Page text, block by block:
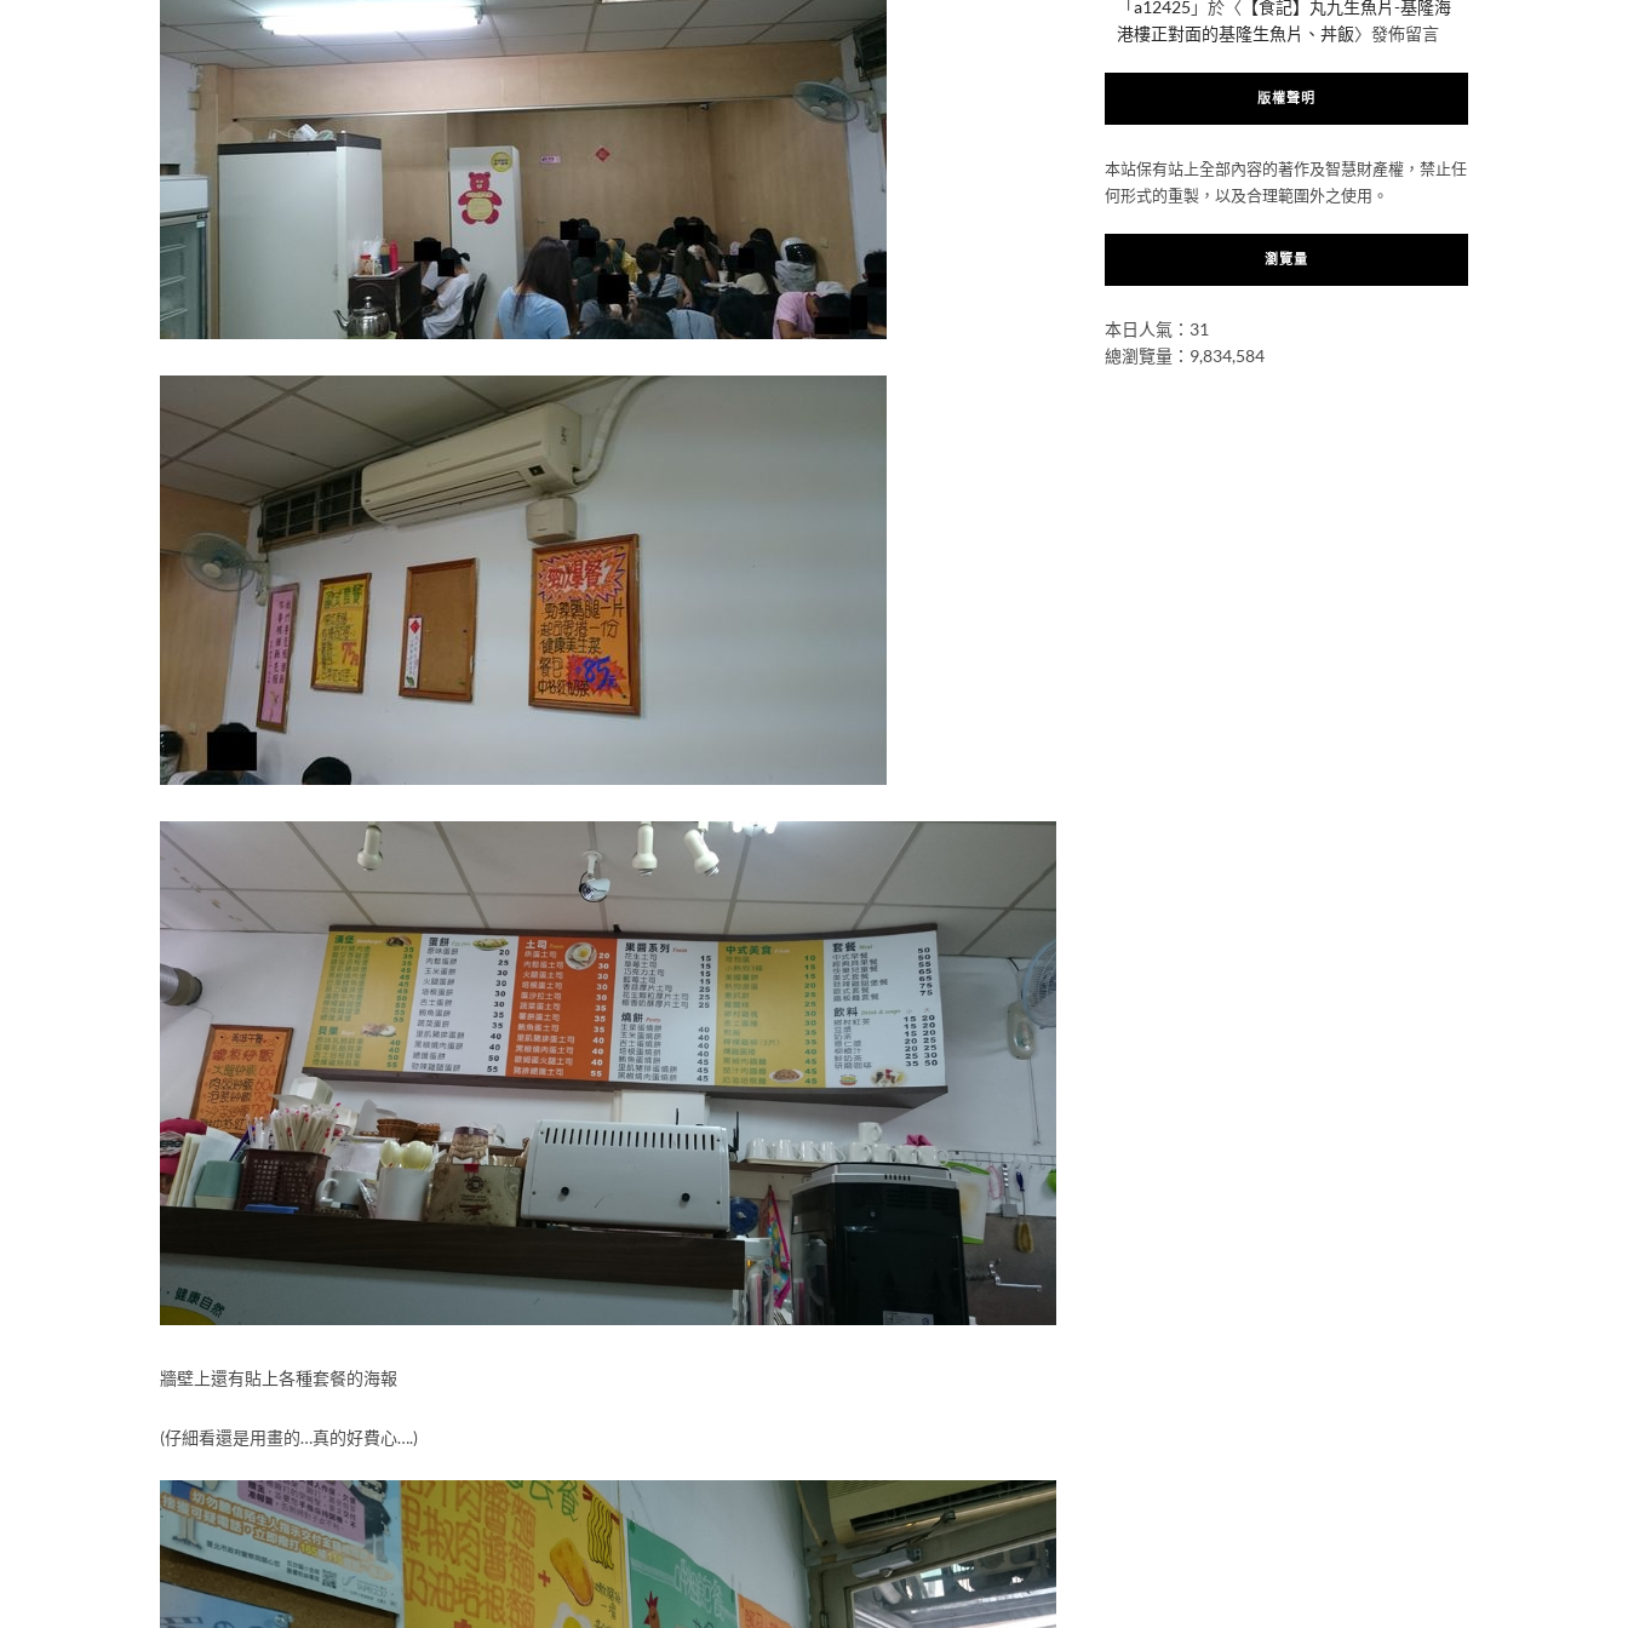
牆壁上還有貼上各種套餐的海報
(仔細看還是用畫的…真的好費心….)
「a12425 」於〈 【食記】丸九生魚片-基隆海
港樓正對面的基隆生魚片、丼飯〉發佈留言
版權聲明
本站保有站上全部內容的著作及智慧財產權，禁止任
何形式的重製，以及合理範圍外之使用。
瀏覽量
本日人氣：31
總瀏覽量：9,834,584